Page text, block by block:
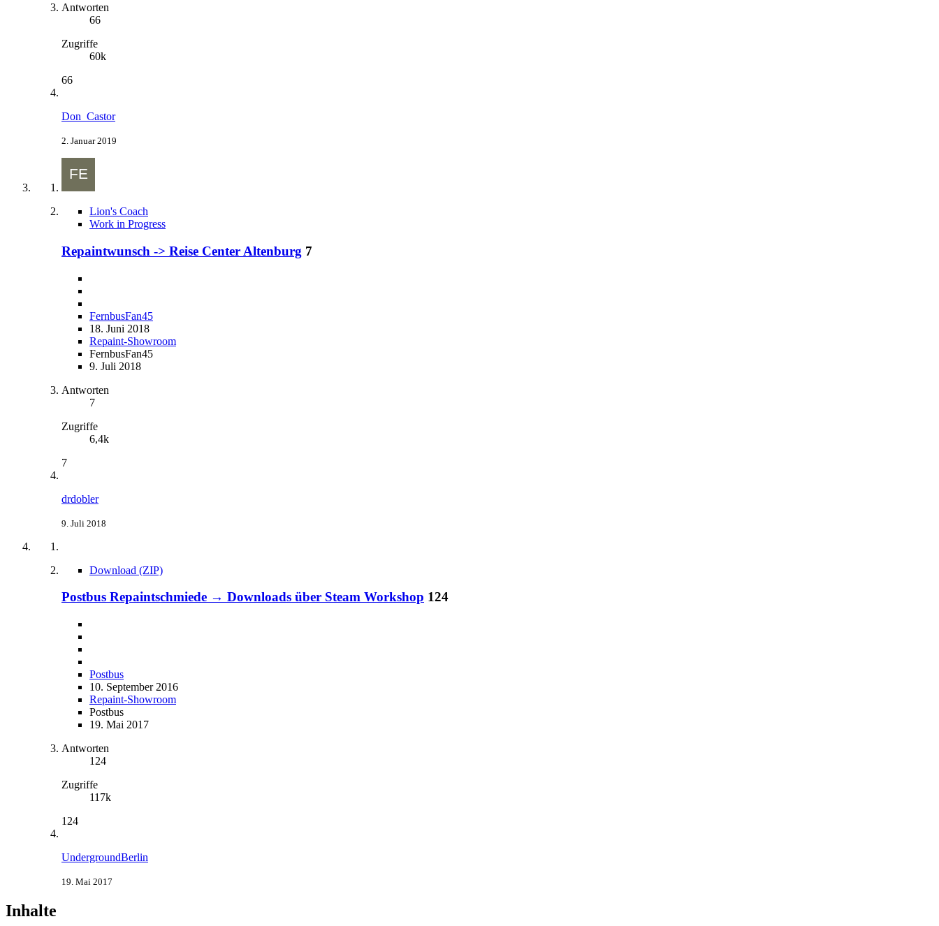
Antworten
66
Zugriffe
60k
66
Don_Castor
2. Januar 2019
Lion's Coach
Work in Progress
Repaintwunsch -> Reise Center Altenburg 7
FernbusFan45
18. Juni 2018
Repaint-Showroom
FernbusFan45
9. Juli 2018
Antworten
7
Zugriffe
6,4k
7
drdobler
9. Juli 2018
Download (ZIP)
Postbus Repaintschmiede → Downloads über Steam Workshop 124
Postbus
10. September 2016
Repaint-Showroom
Postbus
19. Mai 2017
Antworten
124
Zugriffe
117k
124
UndergroundBerlin
19. Mai 2017
Inhalte